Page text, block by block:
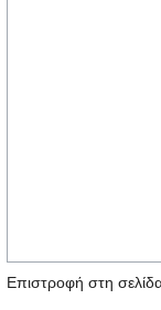
Επιστροφή στη